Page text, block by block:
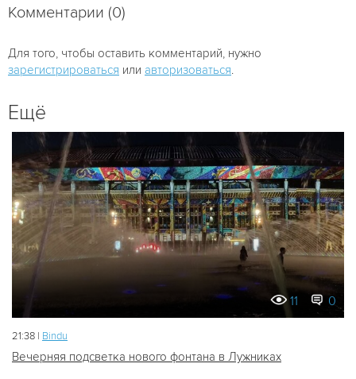
Комментарии (0)
Для того, чтобы оставить комментарий, нужно
зарегистрироваться или авторизоваться
Ещё
11 0
21:38 | Bindu
Вечерняя подсветка нового фонтана в Лужниках